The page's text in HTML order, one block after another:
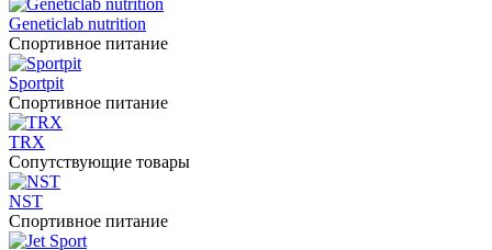
Geneticlab nutrition
Спортивное питание
Sportpit
Спортивное питание
TRX
Сопутствующие товары
NST
Спортивное питание